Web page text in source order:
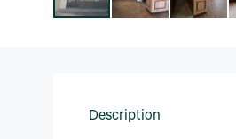
Description